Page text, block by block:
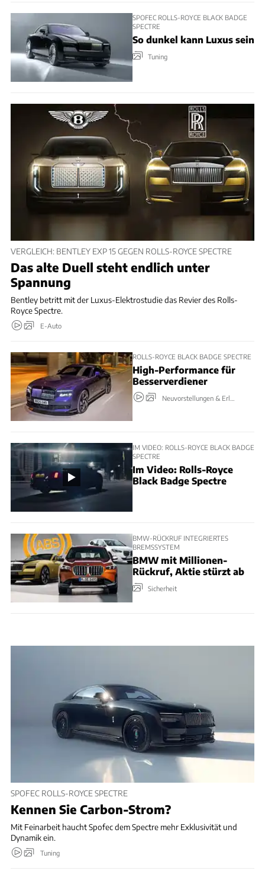
SPOFEC ROLLS-ROYCE BLACK BADGE
SPECTRE
So dunkel kann Luxus sein
Tuning
VERGLEICH: BENTLEY EXP 15 GEGEN ROLLS-ROYCE SPECTRE
Das alte Duell steht endlich unter
Spannung
Bentley betritt mit der Luxus-Elektrostudie das Revier des Rolls-
Royce Spectre.
E-Auto
ROLLS-ROYCE BLACK BADGE SPECTRE
High-Performance für
Besserverdiener
Neuvorstellungen & Erlkönige
IM VIDEO: ROLLS-ROYCE BLACK BADGE
SPECTRE
Im Video: Rolls-Royce
Black Badge Spectre
BMW-RÜCKRUF INTEGRIERTES
BREMSSYSTEM
BMW mit Millionen-
Rückruf, Aktie stürzt ab
Sicherheit
SPOFEC ROLLS-ROYCE SPECTRE
Kennen Sie Carbon-Strom?
Mit Feinarbeit haucht Spofec dem Spectre mehr Exklusivität und
Dynamik ein.​
Tuning